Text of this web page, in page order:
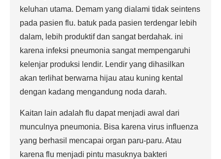
keluhan utama. Demam yang dialami tidak seintens
pada pasien flu. batuk pada pasien terdengar lebih
dalam, lebih produktif dan sangat berdahak. ini
karena infeksi pneumonia sangat mempengaruhi
kelenjar produksi lendir. Lendir yang dihasilkan
akan terlihat berwarna hijau atau kuning kental
dengan kadang mengandung noda darah.
Kaitan lain adalah flu dapat menjadi awal dari
munculnya pneumonia. Bisa karena virus influenza
yang berhasil mencapai organ paru-paru. Atau
karena flu menjadi pintu masuknya bakteri